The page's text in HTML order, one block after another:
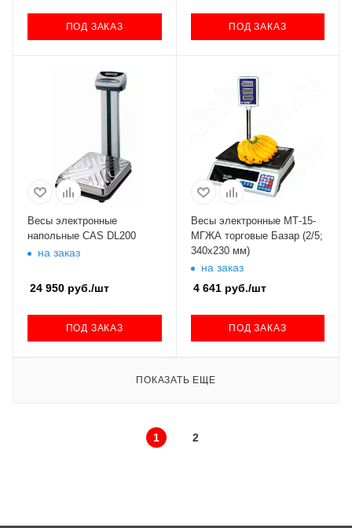
ПОД ЗАКАЗ ПОД ЗАКАЗ
Весы электронные
напольные CAS DL200
на заказ
24 950 руб./шт
ПОД ЗАКАЗ
Весы электронные МТ-15-
МГЖА торговые Базар (2/5;
340х230 мм)
на заказ
4 641руб./шт
ПОД ЗАКАЗ
ПОКАЗАТЬ ЕЩЕ
1 2